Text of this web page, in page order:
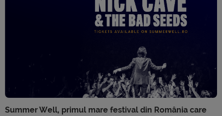
Summer Well, primul mare festival din România care